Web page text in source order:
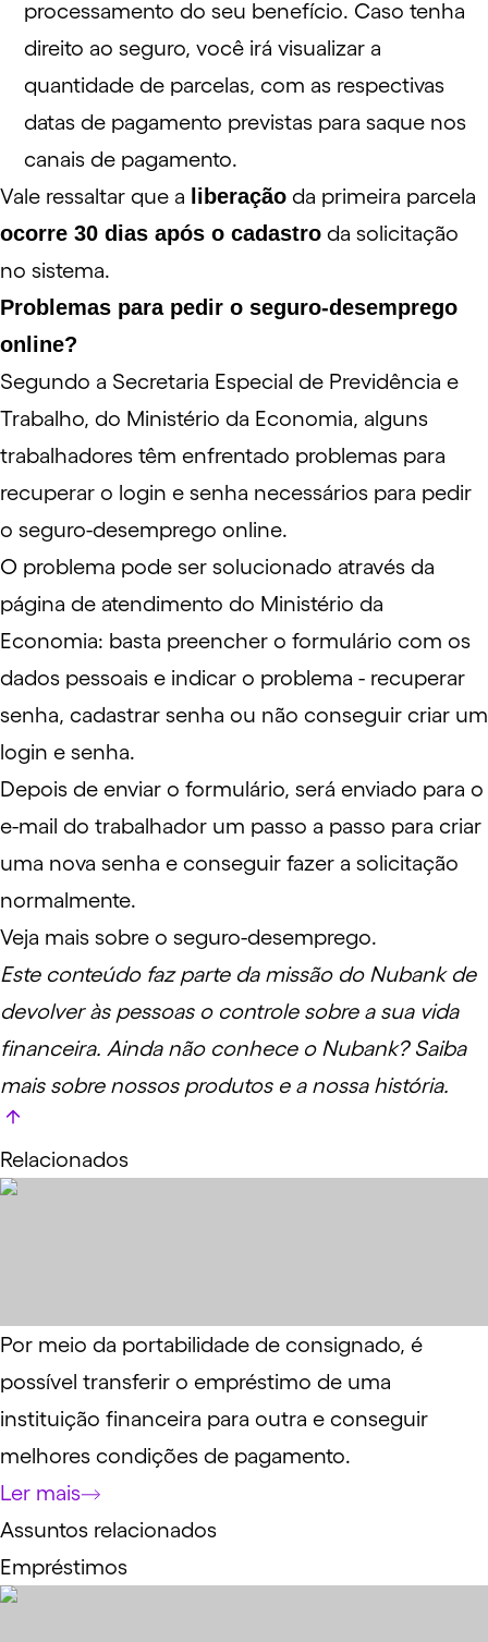
processamento do seu benefício. Caso tenha
direito ao seguro, você irá visualizar a
quantidade de parcelas, com as respectivas
datas de pagamento previstas para saque nos
canais de pagamento.
Vale ressaltar que a liberação da primeira parcela
ocorre 30 dias após o cadastro da solicitação
no sistema.
Problemas para pedir o seguro-desemprego
online?
Segundo a Secretaria Especial de Previdência e
Trabalho, do Ministério da Economia, alguns
trabalhadores têm enfrentado problemas para
recuperar o login e senha necessários para pedir
o seguro-desemprego online.
O problema pode ser solucionado através da
página de atendimento do Ministério da
Economia: basta preencher o formulário com os
dados pessoais e indicar o problema - recuperar
senha, cadastrar senha ou não conseguir criar um
login e senha.
Depois de enviar o formulário, será enviado para o
e-mail do trabalhador um passo a passo para criar
uma nova senha e conseguir fazer a solicitação
normalmente.
Veja mais sobre o seguro-desemprego.
Este conteúdo faz parte da missão do Nubank de
devolver às pessoas o controle sobre a sua vida
financeira. Ainda não conhece o Nubank? Saiba
mais sobre nossos produtos e a nossa história.
Relacionados
Por meio da portabilidade de consignado, é
possível transferir o empréstimo de uma
instituição financeira para outra e conseguir
melhores condições de pagamento.
Ler mais
Assuntos relacionados
Empréstimos